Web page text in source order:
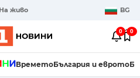
На живо BG
0 0
ВреметоБългария и еврото